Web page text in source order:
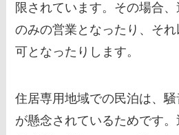
限されています。その場合
のみの営業となったり、そ
可となったりします。
住居専用地域での民泊は、
が懸念されているためです